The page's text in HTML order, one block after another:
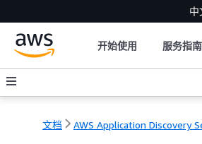
中
开始使用 服务指南
文档 AWS Application Discovery